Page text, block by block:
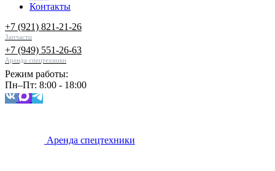
Контакты
+7 (921) 821-21-26
Запчасти
+7 (949) 551-26-63
Аренда спецтехники
Режим работы:
Пн–Пт: 8:00 - 18:00
Аренда спецтехники